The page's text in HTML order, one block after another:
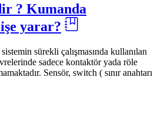
? Kumanda
yarar?
sürekli çalışmasında kullanılan
sadece kontaktör yada röle
Sensör, switch ( sınır anahtarı